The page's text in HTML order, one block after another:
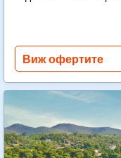
Виж офертите